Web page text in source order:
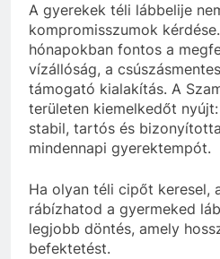
A gyerekek téli lábbelije
kompromisszumok
hónapokban fontos a
vízállóság, a
támogató kialakítás. A
területen kiemelkedőt
stabil, tartós és
mindennapi gyerektempót.
Ha olyan téli cipőt keresel,
rábízhatod a gyermeked
legjobb döntés, amely
befektetést.